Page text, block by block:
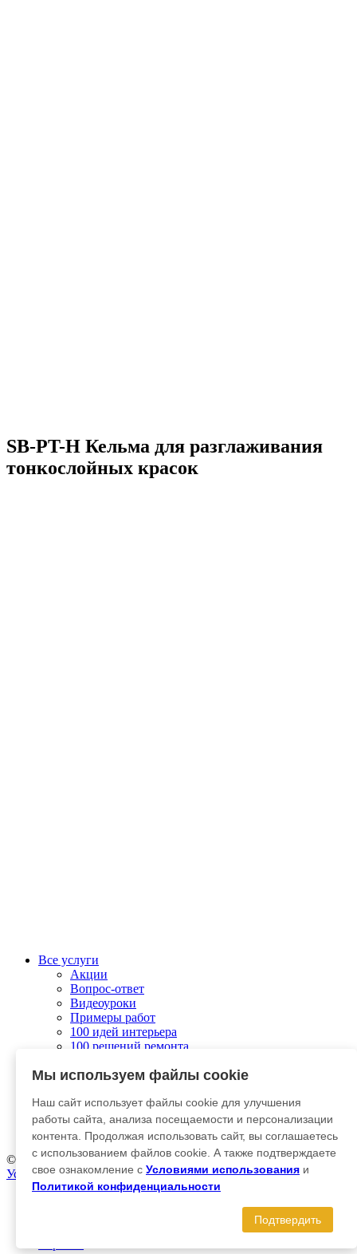
SB-PT-H Кельма для разглаживания
тонкослойных красок
Все услуги
Акции
Вопрос-ответ
Видеоуроки
Примеры работ
100 идей интерьера
100 решений ремонта
О компании
Отправить заявку
Личный кабинет
Гарантия и возврат
© 2012-2025 Kraska-Dekor
Условия использования | Политика конфиденциальности
Мы используем файлы cookie
Наш сайт использует файлы cookie для улучшения
работы сайта, анализа посещаемости и персонализации
контента. Продолжая использовать сайт, вы соглашаетесь
с использованием файлов cookie. А также подтверждаете
свое ознакомление с Условиями использования и
Политикой конфиденциальности
Подтвердить